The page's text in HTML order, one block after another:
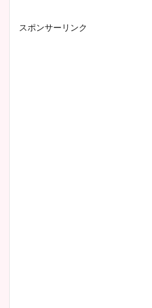
スポンサーリンク